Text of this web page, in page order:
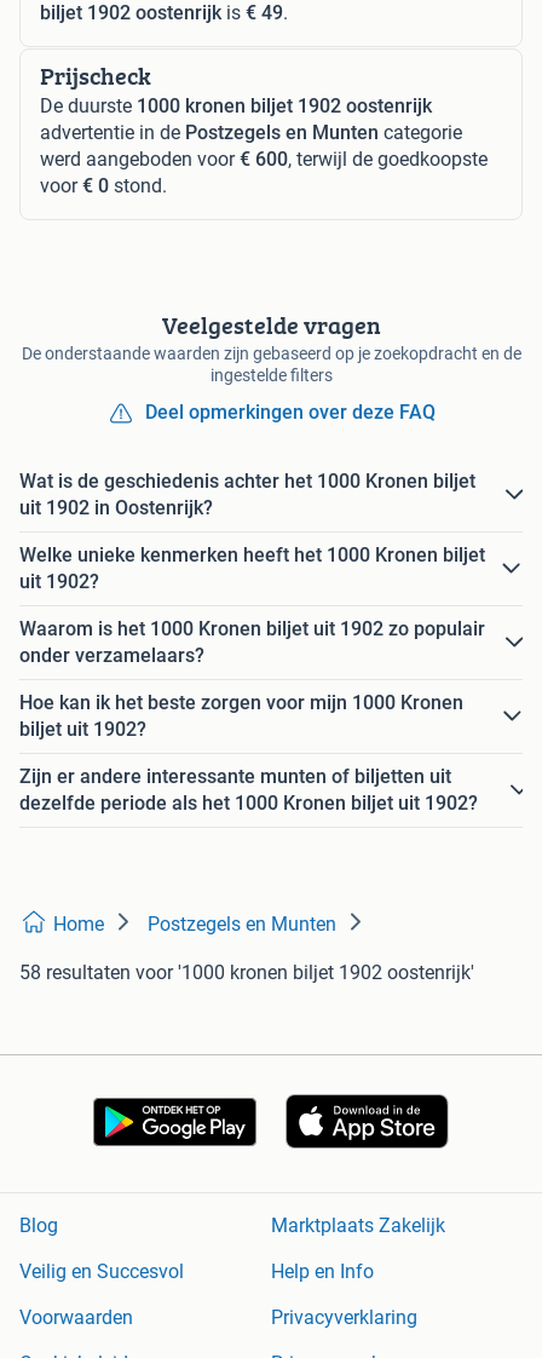
biljet 1902 oostenrijkis € 49.
Prijscheck
De duurste 1000 kronen biljet 1902 oostenrijk
advertentie in de Postzegels en Munten categorie
werd aangeboden voor€ 600, terwijl de goedkoopste
voor€ 0 stond.
Veelgestelde vragen
De onderstaande waarden zijn gebaseerd op je zoekopdracht en de
ingestelde filters
Deel opmerkingen over deze FAQ
Wat is de geschiedenis achter het 1000 Kronen biljet
uit 1902 in Oostenrijk?
Welke unieke kenmerken heeft het 1000 Kronen biljet
uit 1902?
Waarom is het 1000 Kronen biljet uit 1902 zo populair
onder verzamelaars?
Hoe kan ik het beste zorgen voor mijn 1000 Kronen
biljet uit 1902?
Zijn er andere interessante munten of biljetten uit
dezelfde periode als het 1000 Kronen biljet uit 1902?
Home Postzegels en Munten
58 resultaten voor '1000 kronen biljet 1902 oostenrijk'
Blog
Marktplaats Zakelijk
Veilig en Succesvol
Help en Info
Voorwaarden
Privacyverklaring